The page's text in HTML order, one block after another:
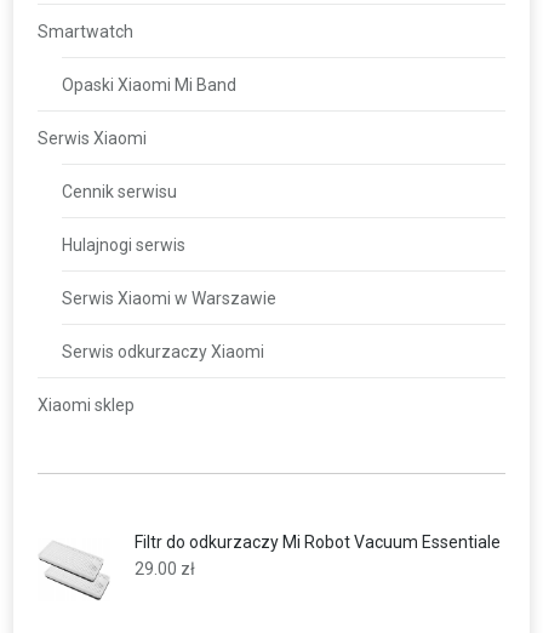
Smartwatch
Opaski Xiaomi Mi Band
Serwis Xiaomi
Cennik serwisu
Hulajnogi serwis
Serwis Xiaomi w Warszawie
Serwis odkurzaczy Xiaomi
Xiaomi sklep
Filtr do odkurzaczy Mi Robot Vacuum Essentiale
29.00 zł